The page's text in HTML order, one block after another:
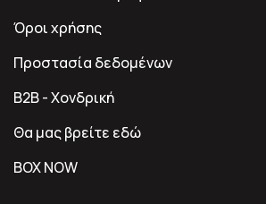
Όροι χρήσης
Προστασία δεδομένων
B2B - Χονδρική
Θα μας βρείτε εδώ
BOX NOW